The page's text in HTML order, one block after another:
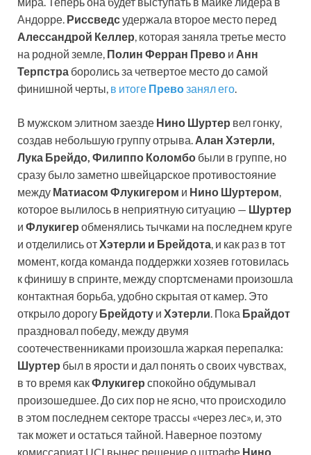
Андорре. Риссведсудержала второе место перед
Алессандрой Келлер, которая заняла третье место
на родной земле, Полин Ферран Прево и Анн
Терпстра боролись за четвертое место до самой
финишной черты, в итоге Превозанял его.
В мужском элитном заезде Нино Шуртер вел гонку,
создав небольшую группу отрыва. Алан Хэтерли,
Лука Брейдо, Филиппо Коломбо были в группе, но
сразу было заметно швейцарское противостояние
между Матиасом Флукигером и Нино Шуртером,
которое вылилось в неприятную ситуацию — Шуртер
и Флукигер обменялись тычками на последнем круге
и отделились отХэтерли и Брейдота, и как раз в тот
момент, когда команда поддержки хозяев готовилась
к финишу в спринте, между спортсменами произошла
контактная борьба, удобно скрытая от камер. Это
открыло дорогу Брейдоту и Хэтерли. Пока Брайдот
праздновал победу, между двумя
соотечественниками произошла жаркая перепалка:
Шуртер был в ярости и дал понять о своих чувствах,
в то время какФлукигер спокойно обдумывал
произошедшее. До сих пор не ясно, что происходило
в этом последнем секторе трассы «через лес», и, это
так может и остаться тайной. Наверное поэтому
комиссариат UCI вынес решение о штрафе Нино